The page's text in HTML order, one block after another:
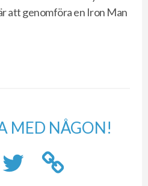
att genomföra en Iron Man
MED NÅGON!